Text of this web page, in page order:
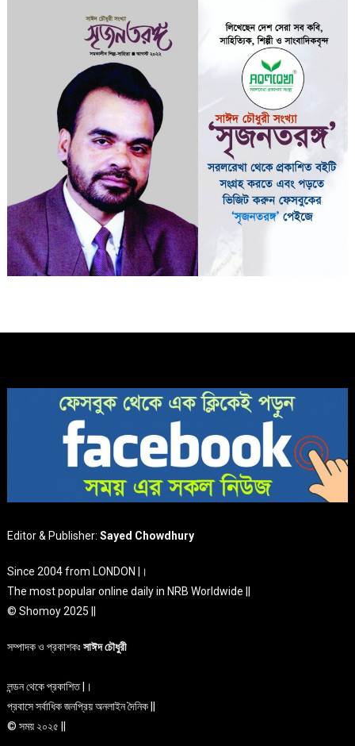
Editor & Publisher:Sayed Chowdhury
Since 2004 from LONDON |।
The most popular online daily in NRB Worldwide ||
© Shomoy 2025 ||
সম্পাদক ও প্রকাশকঃসাঈদ চৌধুরী
লন্ডন থেকে প্রকাশিত |।
প্রবাসে সর্বাধিক জনপ্রিয় অনলাইন দৈনিক ||
© সময় ২০২৫ ||